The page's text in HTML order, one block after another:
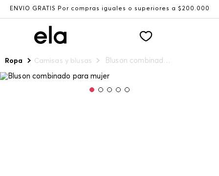
ENVÍO GRATIS Por compras iguales o superiores a $200.000
Ropa Camisas y blusas Bluson combinado para mujer